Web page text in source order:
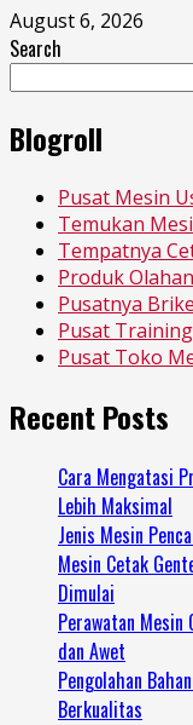
August 6, 2026
Search
Blogroll
Pusat Mesin
Temukan
Tempatnya
Produk
Pusatnya
Pusat
Pusat Toko
Recent Posts
Cara Mengatasi
Lebih Maksimal
Jenis Mesin
Mesin Cetak
Dimulai
Perawatan Mesin
dan Awet
Pengolahan
Berkualitas